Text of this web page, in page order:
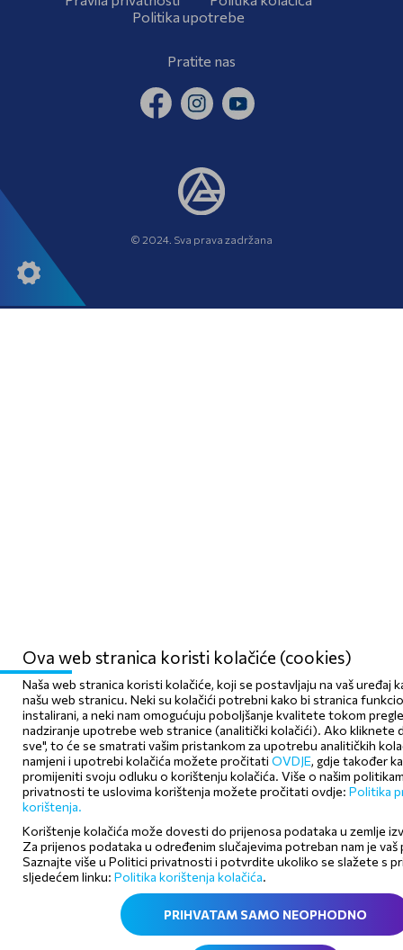
Politika upotrebe
Pratite nas
© 2024. Sva prava zadržana
Ova web stranica koristi kolačiće (cookies)
Naša web stranica koristi kolačiće, koji se postavljaju na vaš uređaj
našu web stranicu. Neki su kolačići potrebni kako bi stranica
instalirani, a neki nam omogućuju poboljšanje kvalitete tokom
nadziranje upotrebe web stranice (analitički kolačići). Ako kliknete
sve", to će se smatrati vašim pristankom za upotrebu analitičkih
namjeni i upotrebi kolačića možete pročitati OVDJE, gdje također
promijeniti svoju odluku o korištenju kolačića. Više o našim
privatnosti te uslovima korištenja možete pročitati ovdje: Politika
korištenja.
Korištenje kolačića može dovesti do prijenosa podataka u zemlje
Za prijenos podataka u određenim slučajevima potreban nam je vaš
Saznajte više u Politici privatnosti i potvrdite ukoliko se slažete s
sljedećem linku: Politika korištenja kolačića.
PRIHVATAM SAMO NEOPHODNO